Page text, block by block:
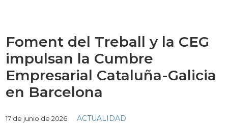
Foment del Treball y la CEG
impulsan la Cumbre
Empresarial Cataluña-Galicia
en Barcelona
17 de junio de 2026 Categories
ACTUALIDAD